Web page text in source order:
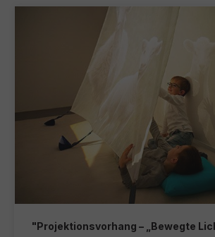
"Projektionsvorhang – „Bewegte